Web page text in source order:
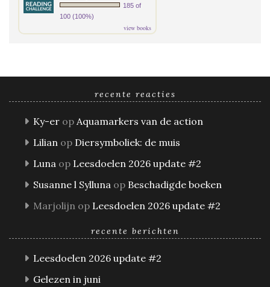
185 of
100 (100%)
view books
recente reacties
Ky-er op Aquamarkers van de action
Lilian op Diersymboliek: de muis
Luna op Leesdoelen 2026 update #2
Susanne l Sylluna op Beschadigde boeken
Marjolijn op Leesdoelen 2026 update #2
recente berichten
Leesdoelen 2026 update #2
Gelezen in juni